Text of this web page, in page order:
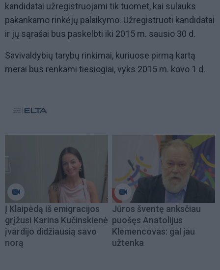
kandidatai užregistruojami tik tuomet, kai sulauks
pakankamo rinkėjų palaikymo. Užregistruoti kandidatai
ir jų sąrašai bus paskelbti iki 2015 m. sausio 30 d.
Savivaldybių tarybų rinkimai, kuriuose pirmą kartą
merai bus renkami tiesiogiai, vyks 2015 m. kovo 1 d.
Į Klaipėdą iš emigracijos
grįžusi Karina Kučinskienė
įvardijo didžiausią savo
norą
Jūros šventę anksčiau
puošęs Anatolijus
Klemencovas: gal jau
užtenka